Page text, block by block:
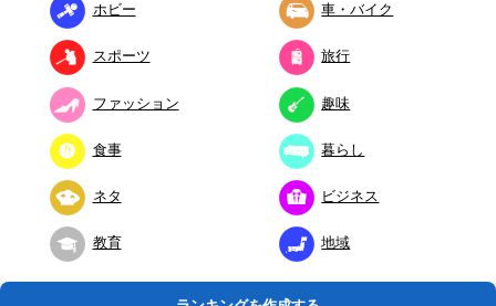
ホビー 車・バイク
スポーツ 旅行
ファッション 趣味
食事 暮らし
ネタ ビジネス
教育 地域